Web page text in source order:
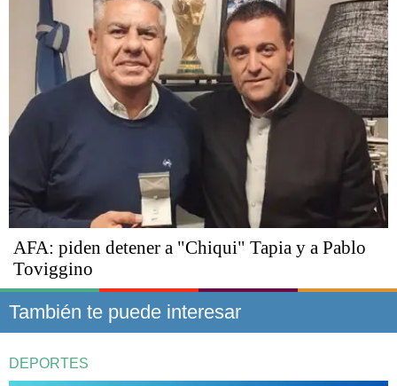
AFA: piden detener a "Chiqui" Tapia y a Pablo
Toviggino
También te puede interesar
DEPORTES